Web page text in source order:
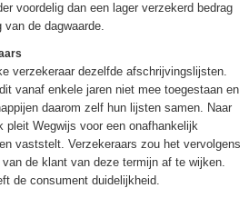
voordelig dan een lager verzekerd bedrag
de dagwaarde.
verzekeraar dezelfde afschrijvingslijsten.
vanaf enkele jaren niet mee toegestaan en
daarom zelf hun lijsten samen. Naar
pleit Wegwijs voor een onafhankelijk
vaststelt. Verzekeraars zou het vervolgens
de klant van deze termijn af te wijken.
de consument duidelijkheid.